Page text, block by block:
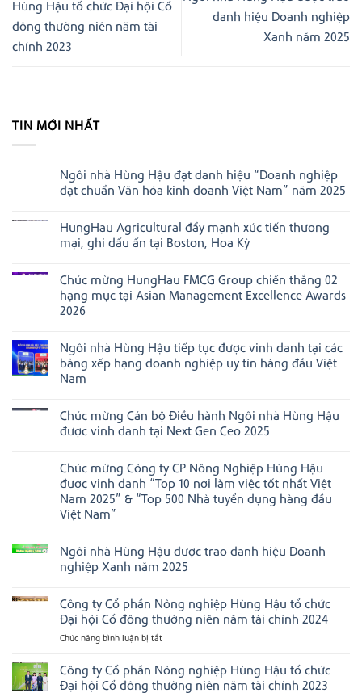
Hùng Hậu tổ chức Đại hội Cổ
đông thường niên năm tài
chính 2023
danh hiệu Doanh nghiệp
Xanh năm 2025
TIN MỚI NHẤT
Ngôi nhà Hùng Hậu đạt danh hiệu “Doanh nghiệp
đạt chuẩn Văn hóa kinh doanh Việt Nam” năm 2025
bình
luận
ở
Hùng
Hậu
đạt
danh
nghiệp
đạt
chuẩn
Văn
hóa
Việt
Nam”
năm
HungHau Agricultural đẩy mạnh xúc tiến thương
mại, ghi dấu ấn tại Boston, Hoa Kỳ
bình
luận
ở
HungHau
mạnh
xúc
tiến
thương
mại,
ấn
tại
Boston,
Chúc mừng HungHau FMCG Group chiến thắng 02
hạng mục tại Asian Management Excellence Awards
2026
bình
luận
ở
Chúc
FMCG
Group
chiến
hạng
mục
tại
Asian
Management
Excellence
Ngôi nhà Hùng Hậu tiếp tục được vinh danh tại các
bảng xếp hạng doanh nghiệp uy tín hàng đầu Việt
Nam
bình
luận
ở
Hùng
Hậu
tiếp
tục
được
vinh
các
bảng
xếp
nghiệp
uy
tín
hàng
Nam
Chúc mừng Cán bộ Điều hành Ngôi nhà Hùng Hậu
được vinh danh tại Next Gen Ceo 2025
bình
luận
ở
Chúc
mừng
Cán
hành
Ngôi
nhà
được
vinh
danh
tại
Ceo
2025
Chúc mừng Công ty CP Nông Nghiệp Hùng Hậu
được vinh danh “Top 10 nơi làm việc tốt nhất Việt
Nam 2025” & “Top 500 Nhà tuyển dụng hàng đầu
Việt Nam”
bình
luận
ở
Công
ty
CP
Nông
Hậu
được
vinh
Ngôi nhà Hùng Hậu được trao danh hiệu Doanh
nghiệp Xanh năm 2025
bình
luận
ở
Ngôi
Hậu
được
trao
Công ty Cổ phần Nông nghiệp Hùng Hậu tổ chức
Đại hội Cổ đông thường niên năm tài chính 2024
Chức năng bình luận bị tắt
ty
Cổ
phần
Công ty Cổ phần Nông nghiệp Hùng Hậu tổ chức
Đại hội Cổ đông thường niên năm tài chính 2023